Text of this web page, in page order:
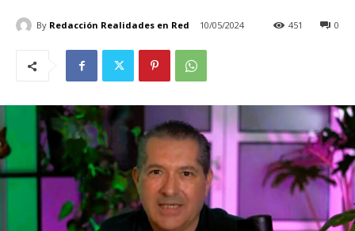
By Redacción Realidades en Red 10/05/2024 0
451